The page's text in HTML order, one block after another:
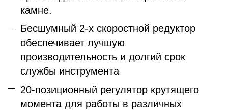
камне.
Бесшумный 2-х скоростной редуктор
обеспечивает лучшую
производительность и долгий срок
службы инструмента
20-позиционный регулятор крутящего
момента для работы в различных